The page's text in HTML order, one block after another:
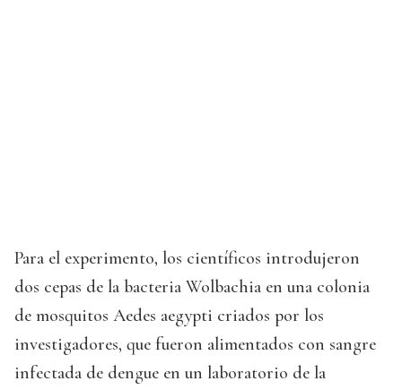
Para el experimento, los científicos introdujeron
dos cepas de la bacteria Wolbachia en una colonia
de mosquitos Aedes aegypti criados por los
investigadores, que fueron alimentados con sangre
infectada de dengue en un laboratorio de la